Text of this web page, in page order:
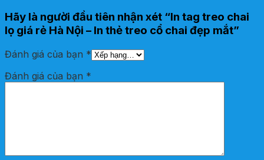
Hãy là người đầu tiên nhận xét “In tag treo chai
lọ giá rẻ Hà Nội – In thẻ treo cổ chai đẹp mắt”
Đánh giá của bạn *
Đánh giá của bạn *